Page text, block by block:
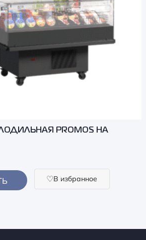
PROMOS НА
В избранное